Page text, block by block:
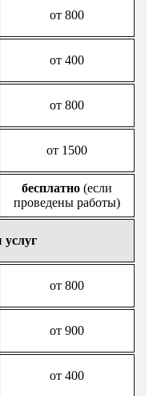
от 800
от 400
от 800
от 1500
бесплатно (если
проведены работы)
от 800
от 900
от 400